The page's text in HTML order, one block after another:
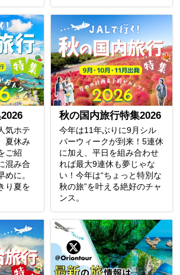
気ホテ
夏休み
ご紹
混み合
めに。
り夏を
秋の国内旅行特集2026
今年は11年ぶりに9月シル
バーウィークが到来！5連休
に加え、平日を組み合わせ
れば最大9連休も夢じゃな
い！今年は“ちょっと特別な
秋の旅”を叶える絶好のチャ
ンス。